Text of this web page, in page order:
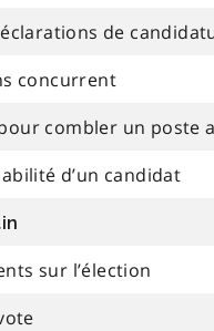
de
concurrent
combler un poste
d’un candidat
sur l’élection